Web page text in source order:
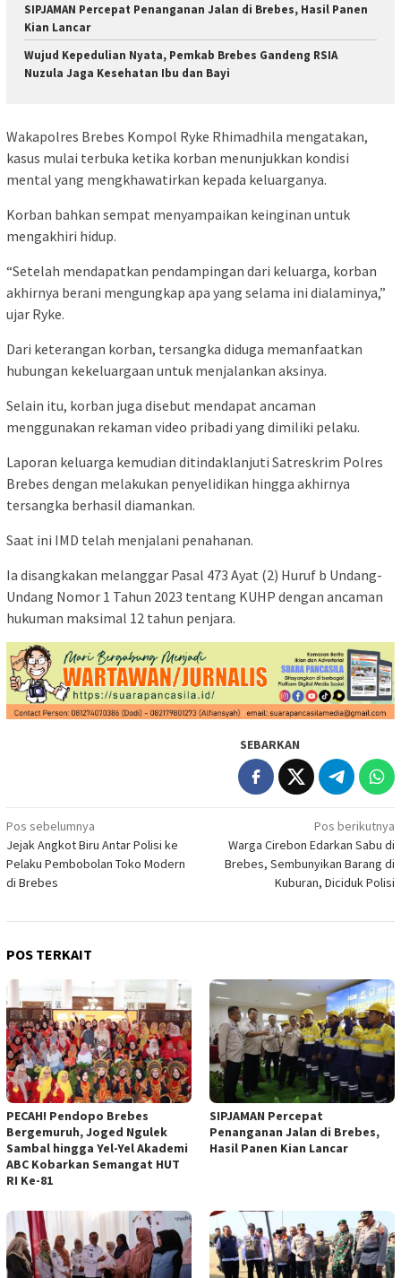
SIPJAMAN Percepat Penanganan Jalan di Brebes, Hasil Panen
Kian Lancar
Wujud Kepedulian Nyata, Pemkab Brebes Gandeng RSIA
Nuzula Jaga Kesehatan Ibu dan Bayi
Wakapolres Brebes Kompol Ryke Rhimadhila mengatakan,
kasus mulai terbuka ketika korban menunjukkan kondisi
mental yang mengkhawatirkan kepada keluarganya.
Korban bahkan sempat menyampaikan keinginan untuk
mengakhiri hidup.
“Setelah mendapatkan pendampingan dari keluarga, korban
akhirnya berani mengungkap apa yang selama ini dialaminya,”
ujar Ryke.
Dari keterangan korban, tersangka diduga memanfaatkan
hubungan kekeluargaan untuk menjalankan aksinya.
Selain itu, korban juga disebut mendapat ancaman
menggunakan rekaman video pribadi yang dimiliki pelaku.
Laporan keluarga kemudian ditindaklanjuti Satreskrim Polres
Brebes dengan melakukan penyelidikan hingga akhirnya
tersangka berhasil diamankan.
Saat ini IMD telah menjalani penahanan.
Ia disangkakan melanggar Pasal 473 Ayat (2) Huruf b Undang-
Undang Nomor 1 Tahun 2023 tentang KUHP dengan ancaman
hukuman maksimal 12 tahun penjara.
SEBARKAN
Navigasi
pos
Pos sebelumnya
Jejak Angkot Biru Antar Polisi ke
Pelaku Pembobolan Toko Modern
di Brebes
Pos berikutnya
Warga Cirebon Edarkan Sabu di
Brebes, Sembunyikan Barang di
Kuburan, Diciduk Polisi
POS TERKAIT
PECAH! Pendopo Brebes
Bergemuruh, Joged Ngulek
Sambal hingga Yel-Yel Akademi
ABC Kobarkan Semangat HUT
RI Ke-81
SIPJAMAN Percepat
Penanganan Jalan di Brebes,
Hasil Panen Kian Lancar